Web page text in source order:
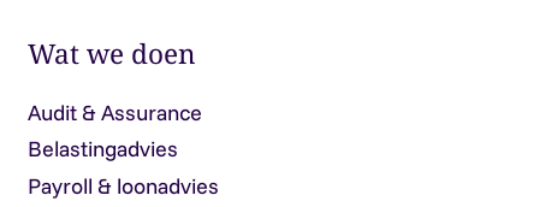
Wat we doen
Audit & Assurance
Belastingadvies
Payroll & loonadvies